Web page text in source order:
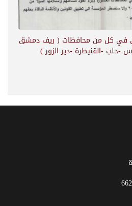
في كل من محافظات ( ريف دمشق
-القنيطرة -دير الزور )